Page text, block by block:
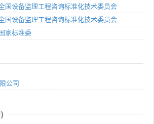
国设备监理工程咨询标准化技术委员会
国设备监理工程咨询标准化技术委员会
国家标准委
公司